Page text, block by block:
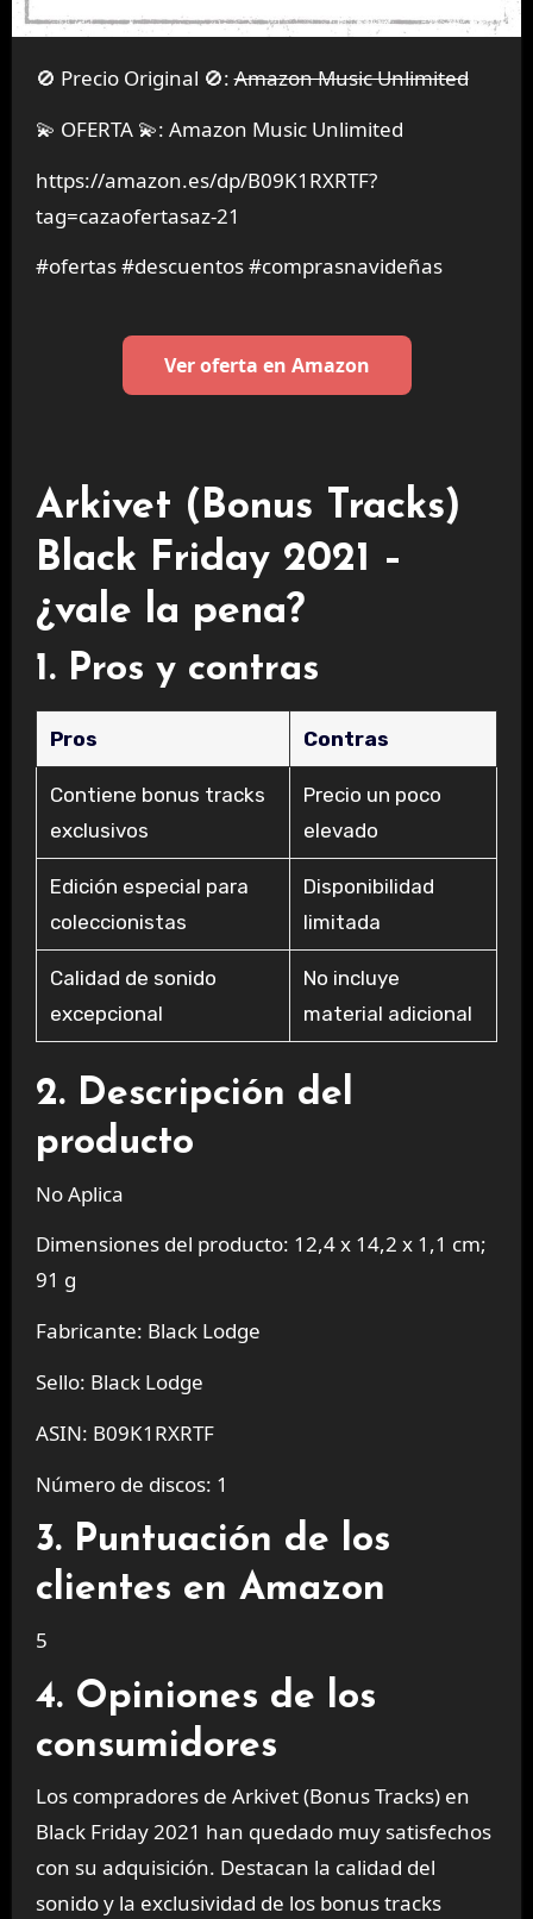
🚫 Precio Original 🚫:Amazon Music Unlimited
💫 OFERTA 💫: Amazon Music Unlimited
https://amazon.es/dp/B09K1RXRTF?
tag=cazaofertasaz-21
#ofertas #descuentos #comprasnavideñas
Ver oferta en Amazon
Arkivet (Bonus Tracks)
Black Friday 2021 –
¿vale la pena?
1. Pros y contras
Pros Contras
Contiene bonus tracks
exclusivos
Precio un poco
elevado
Edición especial para
coleccionistas
Disponibilidad
limitada
Calidad de sonido
excepcional
No incluye
material adicional
2. Descripción del
producto
No Aplica
Dimensiones del producto: 12,4 x 14,2 x 1,1 cm;
91 g
Fabricante: Black Lodge
Sello: Black Lodge
ASIN: B09K1RXRTF
Número de discos: 1
3. Puntuación de los
clientes en Amazon
5
4. Opiniones de los
consumidores
Los compradores de Arkivet (Bonus Tracks) en
Black Friday 2021 han quedado muy satisfechos
con su adquisición. Destacan la calidad del
sonido y la exclusividad de los bonus tracks